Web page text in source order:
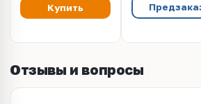
Купить
Отзывы и вопросы